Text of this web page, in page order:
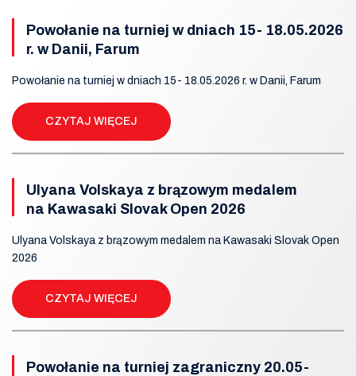
Powołanie na turniej w dniach 15- 18.05.2026
r. w Danii, Farum
Powołanie na turniej w dniach 15- 18.05.2026 r. w Danii, Farum
CZYTAJ WIĘCEJ
Ulyana Volskaya z brązowym medalem
na Kawasaki Slovak Open 2026
Ulyana Volskaya z brązowym medalem na Kawasaki Slovak Open
2026
CZYTAJ WIĘCEJ
Powołanie na turniej zagraniczny 20.05-